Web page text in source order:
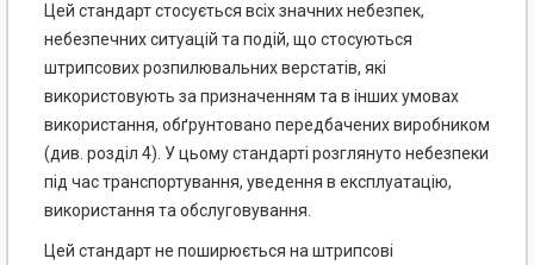
Цей стандарт стосується всіх значних небезпек,
небезпечних ситуацій та подій, що стосуються
штрипсових розпилювальних верстатів, які
використовують за призначенням та в інших умовах
використання, обґрунтовано передбачених виробником
(див. розділ 4). У цьому стандарті розглянуто небезпеки
під час транспортування, уведення в експлуатацію,
використання та обслуговування.
Цей стандарт не поширюється на штрипсові